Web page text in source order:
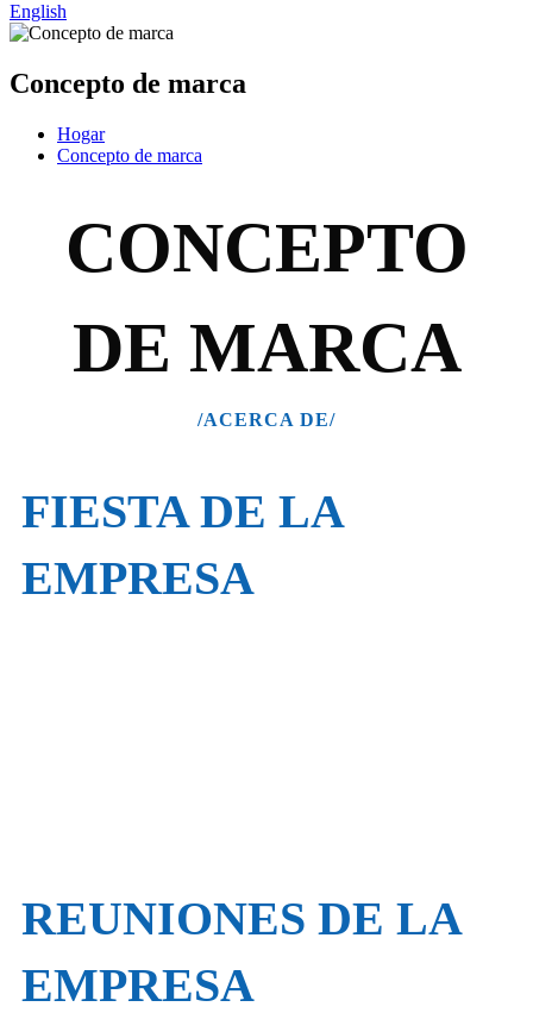
English
Concepto de marca
Hogar
Concepto de marca
CONCEPTO
DE MARCA
/ACERCA DE/
FIESTA DE LA
EMPRESA
REUNIONES DE LA
EMPRESA